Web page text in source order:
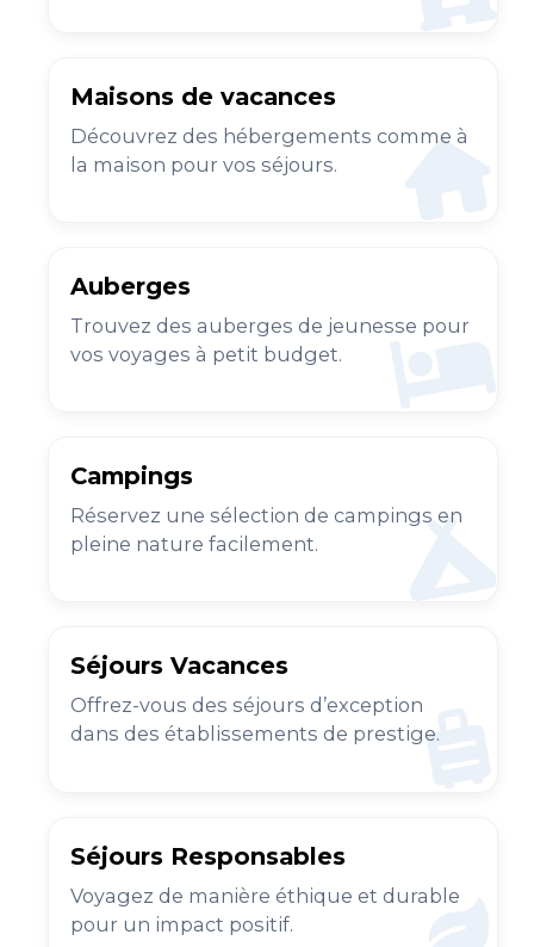
Maisons de vacances
Découvrez des hébergements comme à
la maison pour vos séjours.
Auberges
Trouvez des auberges de jeunesse pour
vos voyages à petit budget.
Campings
Réservez une sélection de campings en
pleine nature facilement.
Séjours Vacances
Offrez-vous des séjours d’exception
dans des établissements de prestige.
Séjours Responsables
Voyagez de manière éthique et durable
pour un impact positif.